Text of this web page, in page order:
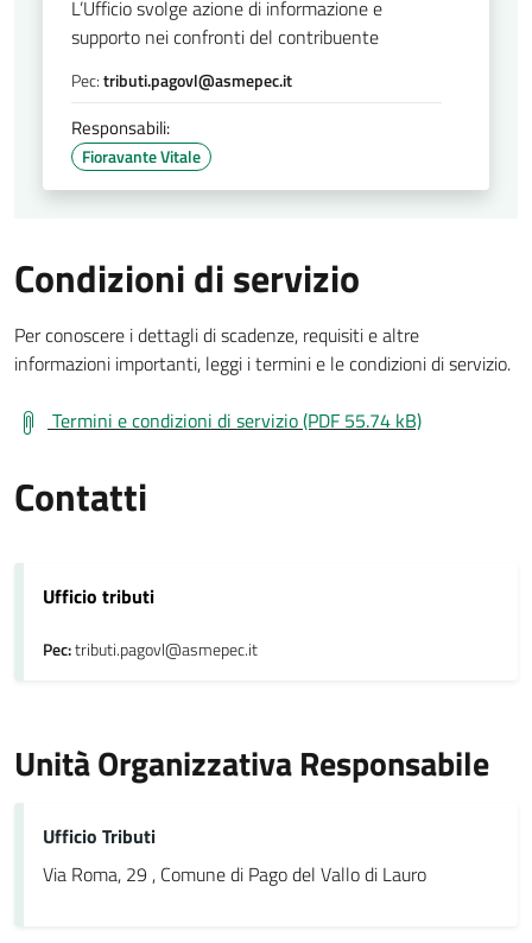
L’Ufficio svolge azione di informazione e
supporto nei confronti del contribuente
Pec:tributi.pagovl@asmepec.it
Responsabili:
Fioravante Vitale
Condizioni di servizio
Per conoscere i dettagli di scadenze, requisiti e altre
informazioni importanti, leggi i termini e le condizioni di servizio.
Termini e condizioni di servizio (PDF 55.74 kB)
Contatti
Ufficio tributi
Pec:tributi.pagovl@asmepec.it
Unità Organizzativa Responsabile
Ufficio Tributi
Via Roma, 29 , Comune di Pago del Vallo di Lauro